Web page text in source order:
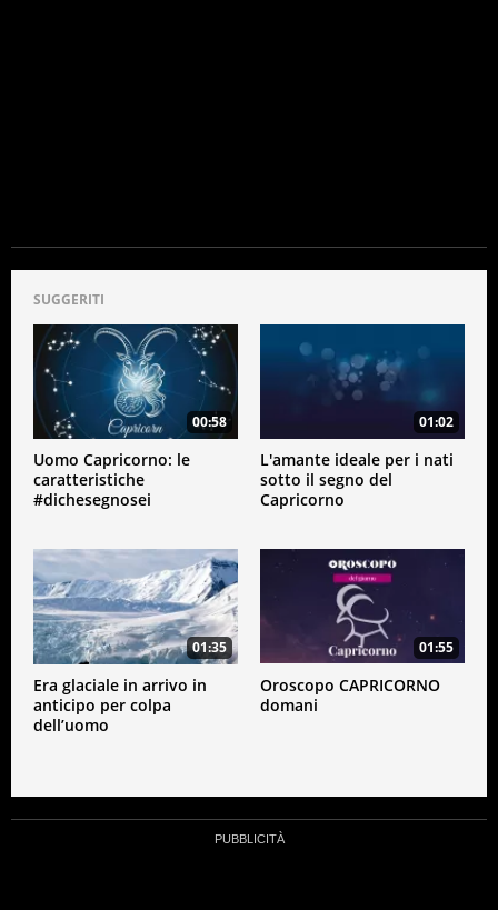
SUGGERITI
00:58
Uomo Capricorno: le
caratteristiche
#dichesegnosei
01:02
L'amante ideale per i nati
sotto il segno del
Capricorno
01:35
Era glaciale in arrivo in
anticipo per colpa
dell’uomo
01:55
Oroscopo CAPRICORNO
domani